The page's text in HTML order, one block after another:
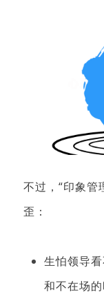
不过，“印象管
歪：
生怕领导
和不在场的